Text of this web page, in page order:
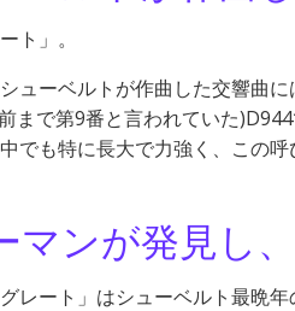
ト」。
ューベルトが作曲した交響曲
まで第9番と言われていた
でも特に長大で力強く、この
マンが発見し
レート」はシューベルト最晩